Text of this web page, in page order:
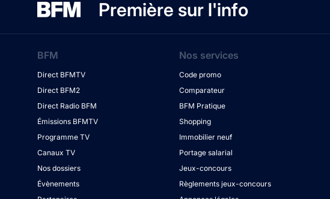
Première sur l'info
BFM
Direct BFMTV
Direct BFM2
Direct Radio BFM
Émissions BFMTV
Programme TV
Canaux TV
Nos dossiers
Évènements
Nos services
Code promo
Comparateur
BFM Pratique
Shopping
Immobilier neuf
Portage salarial
Jeux-concours
Règlements jeux-concours